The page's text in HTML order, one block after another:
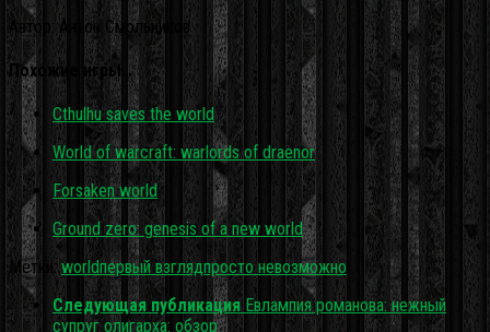
Автор: Антон Смольников
Похожие игры…
Cthulhu saves the world
World of warcraft: warlords of draenor
Forsaken world
Ground zero: genesis of a new world
Метки: worldпервый взглядпросто невозможно
Следующая публикация Евлампия романова: нежный
супруг олигарха: обзор